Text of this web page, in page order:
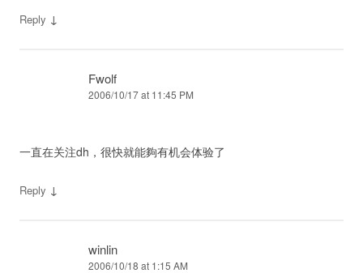
Reply ↓
Fwolf
2006/10/17 at 11:45 PM
一直在关注dh，很快就能夠有机会体验了
Reply ↓
winlin
2006/10/18 at 1:15 AM